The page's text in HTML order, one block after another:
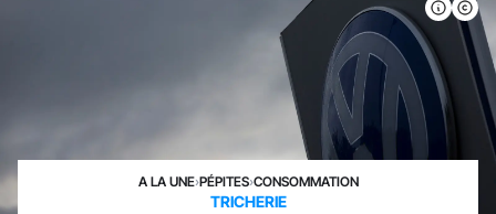
A LA UNE›PÉPITES›CONSOMMATION
TRICHERIE